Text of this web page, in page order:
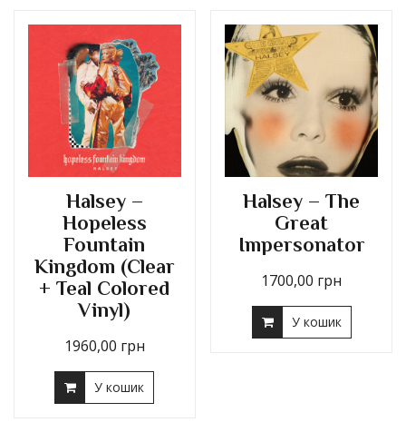
Halsey –
Hopeless
Fountain
Kingdom (Clear
+ Teal Colored
Vinyl)
1960,00 грн
У кошик
Halsey – The
Great
Impersonator
1700,00 грн
У кошик